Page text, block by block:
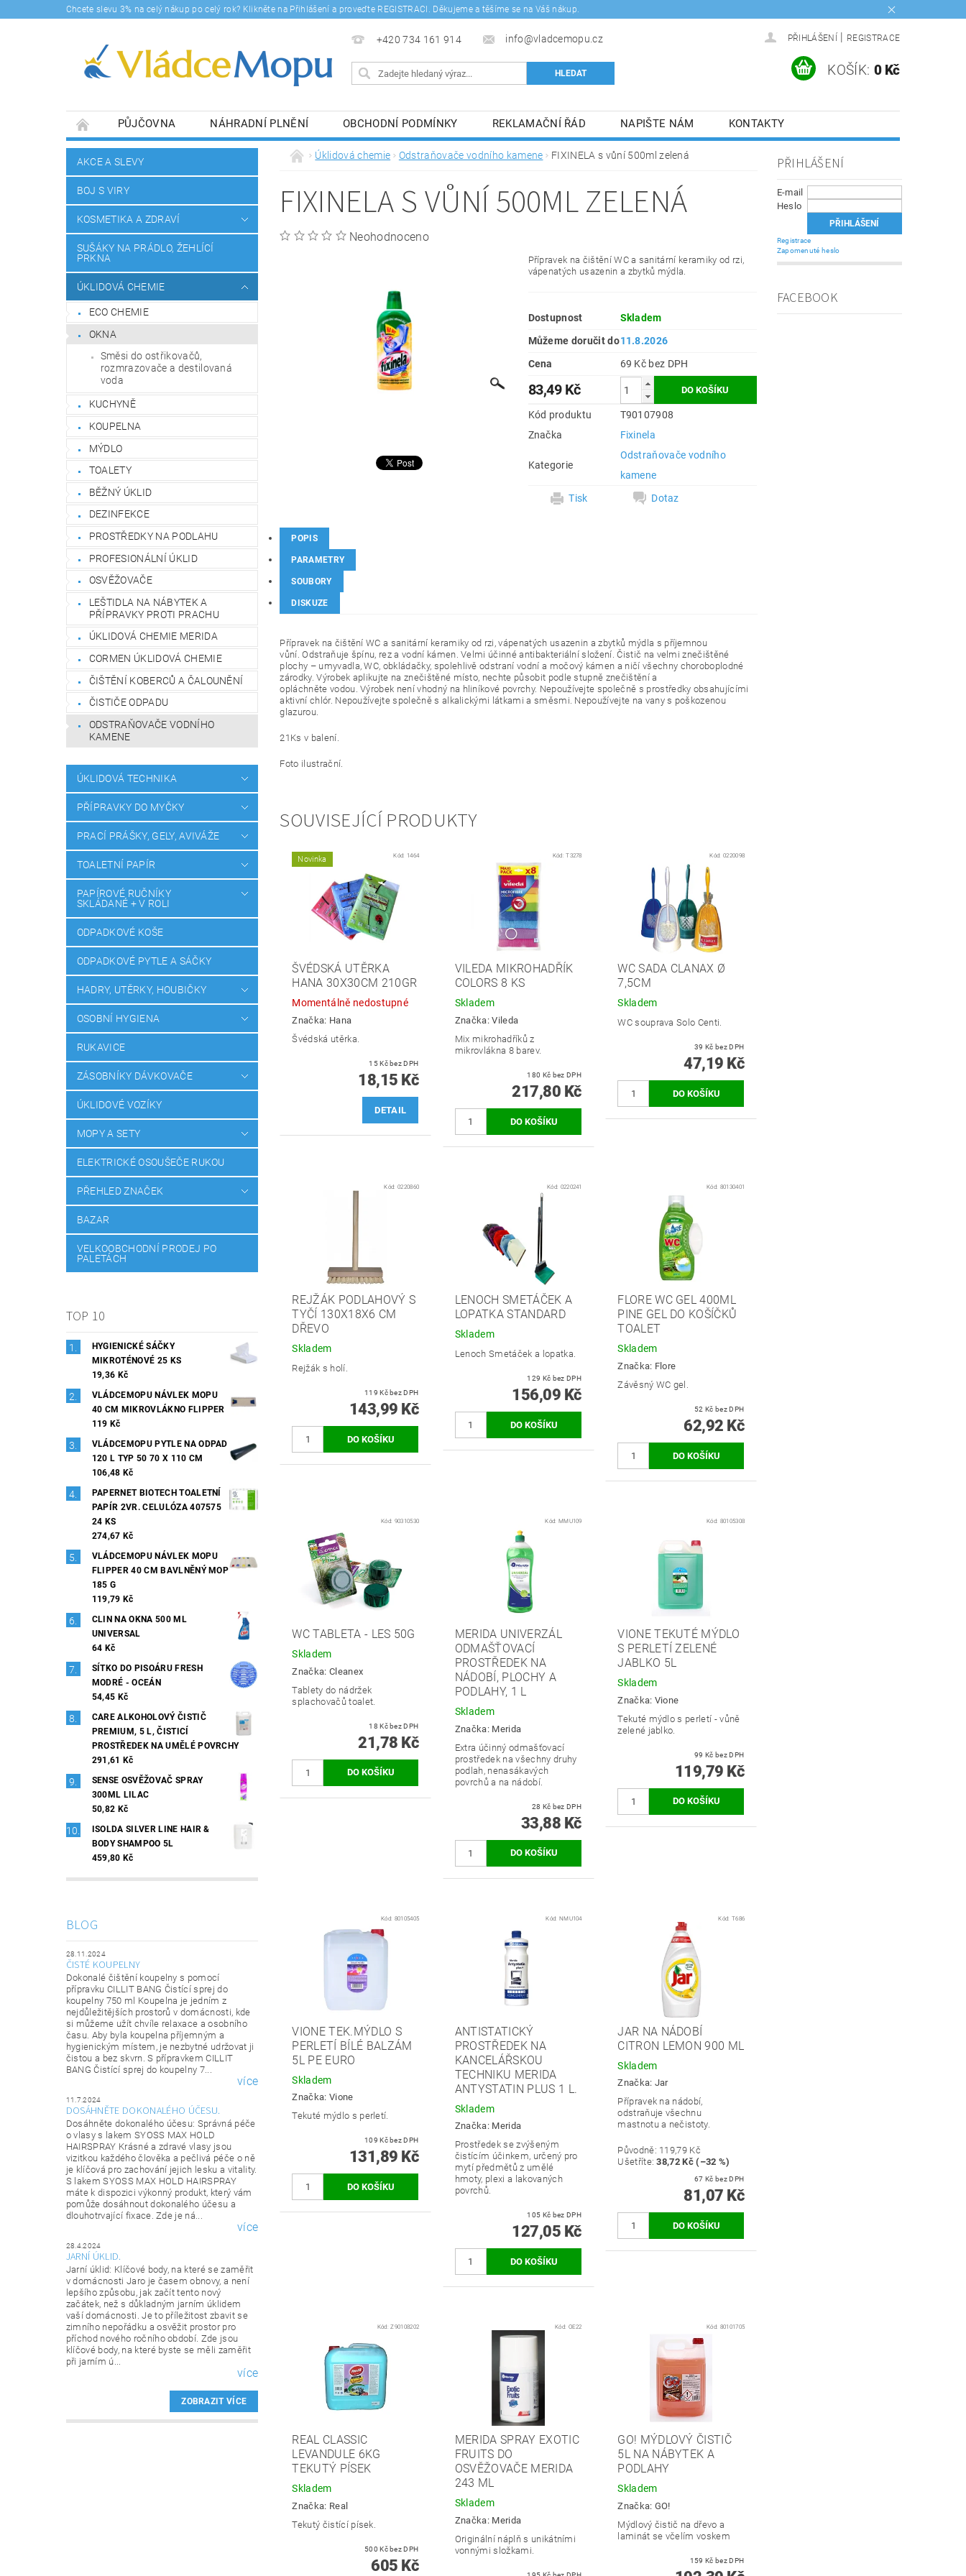
Chcete slevu 3% na celý nákup po celý rok? Klikněte na Přihlášení a proveďte REGISTRACI. Děkujeme a těšíme se na Váš nákup.
+420 734 161 914 info@vladcemopu.cz PŘIHLÁŠENÍ REGISTRACE
KOŠÍK: 0 Kč
PŮJČOVNA NÁHRADNÍ PLNĚNÍ OBCHODNÍ PODMÍNKY REKLAMAČNÍ ŘÁD NAPIŠTE NÁM
KONTAKTY
DOPRAVY A PLATBA
BLOG SOUHLASÍM SE ZPRACOVÁNÍM OSOBNÍCH ÚDAJŮ.
AKCE A SLEVY
BOJ S VIRY
KOSMETIKA A ZDRAVÍ
SUŠÁKY NA PRÁDLO, ŽEHLÍCÍ
PRKNA
ÚKLIDOVÁ CHEMIE
ECO CHEMIE
OKNA
Směsi do ostřikovačů,
rozmrazovače a destilovaná
voda
KUCHYNĚ
KOUPELNA
MÝDLO
TOALETY
BĚŽNÝ ÚKLID
DEZINFEKCE
PROSTŘEDKY NA PODLAHU
PROFESIONÁLNÍ ÚKLID
OSVĚŽOVAČE
LEŠTIDLA NA NÁBYTEK A
PŘÍPRAVKY PROTI PRACHU
ÚKLIDOVÁ CHEMIE MERIDA
CORMEN ÚKLIDOVÁ CHEMIE
ČIŠTĚNÍ KOBERCŮ A ČALOUNĚNÍ
ČISTIČE ODPADU
ODSTRAŇOVAČE VODNÍHO
KAMENE
ÚKLIDOVÁ TECHNIKA
PŘÍPRAVKY DO MYČKY
PRACÍ PRÁŠKY, GELY, AVIVÁŽE
TOALETNÍ PAPÍR
PAPÍROVÉ RUČNÍKY
SKLÁDANÉ + V ROLI
ODPADKOVÉ KOŠE
ODPADKOVÉ PYTLE A SÁČKY
HADRY, UTĚRKY, HOUBIČKY
OSOBNÍ HYGIENA
RUKAVICE
ZÁSOBNÍKY DÁVKOVAČE
ÚKLIDOVÉ VOZÍKY
MOPY A SETY
ELEKTRICKÉ OSOUŠEČE RUKOU
PŘEHLED ZNAČEK
BAZAR
VELKOOBCHODNÍ PRODEJ PO
PALETÁCH
TOP 10
HYGIENICKÉ SÁČKY
MIKROTÉNOVÉ 25 KS
19,36 Kč
VLÁDCEMOPU NÁVLEK MOPU
40 CM MIKROVLÁKNO FLIPPER
119 Kč
VLÁDCEMOPU PYTLE NA ODPAD
120 L TYP 50 70 X 110 CM
106,48 Kč
PAPERNET BIOTECH TOALETNÍ
PAPÍR 2VR. CELULÓZA 407575
24 KS
274,67 Kč
VLÁDCEMOPU NÁVLEK MOPU
FLIPPER 40 CM BAVLNĚNÝ MOP
185 G
119,79 Kč
CLIN NA OKNA 500 ML
UNIVERSAL
64 Kč
SÍTKO DO PISOÁRU FRESH
MODRÉ - OCEÁN
54,45 Kč
CARE ALKOHOLOVÝ ČISTIČ
PREMIUM, 5 L, ČISTICÍ
PROSTŘEDEK NA UMĚLÉ POVRCHY
291,61 Kč
SENSE OSVĚŽOVAČ SPRAY
300ML LILAC
50,82 Kč
ISOLDA SILVER LINE HAIR &
BODY SHAMPOO 5L
459,80 Kč
BLOG
28.11.2024
ČISTÉ KOUPELNY
Dokonalé čištění koupelny s pomocí
přípravku CILLIT BANG Čistící sprej do
koupelny 750 ml Koupelna je jedním z
nejdůležitějších prostorů v domácnosti, kde
si můžeme užít chvíle relaxace a osobního
času. Aby byla koupelna příjemným a
hygienickým místem, je nezbytné udržovat ji
čistou a bez skvrn. S přípravkem CILLIT
BANG Čistící sprej do koupelny 7...
více
11.7.2024
DOSÁHNĚTE DOKONALÉHO ÚČESU.
Dosáhněte dokonalého účesu: Správná péče
o vlasy s lakem SYOSS MAX HOLD
HAIRSPRAY Krásné a zdravé vlasy jsou
vizitkou každého člověka a pečlivá péče o ně
je klíčová pro zachování jejich lesku a vitality.
S lakem SYOSS MAX HOLD HAIRSPRAY
máte k dispozici výkonný produkt, který vám
pomůže dosáhnout dokonalého účesu a
dlouhotrvající fixace. Zde je ná...
více
28.4.2024
JARNÍ ÚKLID.
Jarní úklid: Klíčové body, na které se zaměřit
v domácnosti Jaro je časem obnovy, a není
lepšího způsobu, jak začít tento nový
začátek, než s důkladným jarním úklidem
vaší domácnosti. Je to příležitost zbavit se
zimního nepořádku a osvěžit prostor pro
příchod nového ročního období. Zde jsou
klíčové body, na které byste se měli zaměřit
při jarním ú...
více
ZOBRAZIT VÍCE
Úklidová chemie Odstraňovače vodního kamene FIXINELA s vůní 500ml zelená
FIXINELA S VŮNÍ 500ML ZELENÁ
Neohodnoceno
Přípravek na čištění WC a sanitární keramiky od rzi,
vápenatých usazenin a zbytků mýdla.
Dostupnost
Skladem
Můžeme doručit do11.8.2026
Cena
69 Kč bez DPH
83,49 Kč
Kód produktu
T90107908
Značka
Fixinela
Kategorie
Odstraňovače vodního
kamene
Tisk
Dotaz
POPIS
PARAMETRY
SOUBORY
DISKUZE
Přípravek na čištění WC a sanitární keramiky od rzi, vápenatých usazenin a zbytků mýdla s příjemnou
vůní.Odstraňuje špínu, rez a vodní kámen. Velmi účinné antibakteriální složení. Čistič na velmi znečištěné
plochy – umyvadla, WC, obkládačky, spolehlivě odstraní vodní a močový kámen a ničí všechny choroboplodné
zárodky. Výrobek aplikujte na znečištěné místo, nechte působit podle stupně znečištění a
opláchněte vodou.Výrobek není vhodný na hliníkové povrchy. Nepoužívejte společně s prostředky obsahujícími
aktivní chlór. Nepoužívejte společně s alkalickými látkami a směsmi. Nepoužívejte na vany s poškozenou
glazurou.
21Ks v balení.
Foto ilustrační.
SOUVISEJÍCÍ PRODUKTY
Novinka Kód: 1464
ŠVÉDSKÁ UTĚRKA
HANA 30X30CM 210GR
Momentálně nedostupné
Značka: Hana
Švédská utěrka.
15 Kč bez DPH
18,15 Kč
DETAIL
Kód:T3278
VILEDA MIKROHADŘÍK
COLORS 8 KS
Skladem
Značka:Vileda
Mix mikrohadříků z
mikrovlákna 8 barev.
180 Kč bez DPH
217,80 Kč
Kód: 0220098
WC SADA CLANAX Ø
7,5CM
Skladem
WC souprava Solo Centi.
39 Kč bez DPH
47,19 Kč
Kód:0220860
REJŽÁK PODLAHOVÝ S
TYČÍ 130X18X6 CM
DŘEVO
Skladem
Rejžák s holí.
119 Kč bez DPH
143,99 Kč
Kód: 0220241
LENOCH SMETÁČEK A
LOPATKA STANDARD
Skladem
Lenoch Smetáček a lopatka.
129 Kč bez DPH
156,09 Kč
Kód: 80130401
FLORE WC GEL 400ML
PINE GEL DO KOŠÍČKŮ
TOALET
Skladem
Značka: Flore
Závěsný WC gel.
52 Kč bez DPH
62,92 Kč
Kód: 90310530
WC TABLETA - LES 50G
Skladem
Značka: Cleanex
Tablety do nádržek
splachovačů toalet.
18 Kč bez DPH
21,78 Kč
Kód: MMU109
MERIDA UNIVERZÁL
ODMAŠŤOVACÍ
PROSTŘEDEK NA
NÁDOBÍ, PLOCHY A
PODLAHY, 1 L
Skladem
Značka: Merida
Extra účinný odmašťovací
prostředek na všechny druhy
podlah, nenasákavých
povrchů a na nádobí.
28 Kč bez DPH
33,88 Kč
Kód: 80105308
VIONE TEKUTÉ MÝDLO
S PERLETÍ ZELENÉ
JABLKO 5L
Skladem
Značka: Vione
Tekuté mýdlo s perletí - vůně
zelené jablko.
99 Kč bez DPH
119,79 Kč
Kód: 80105405
VIONE TEK.MÝDLO S
PERLETÍ BÍLÉ BALZÁM
5L PE EURO
Skladem
Značka: Vione
Tekuté mýdlo s perletí.
109 Kč bez DPH
131,89 Kč
Kód: NMU104
ANTISTATICKÝ
PROSTŘEDEK NA
KANCELÁŘSKOU
TECHNIKU MERIDA
ANTYSTATIN PLUS 1 L.
Skladem
Značka: Merida
Prostředek se zvýšeným
čistícím účinkem, určený pro
mytí předmětů z umělé
hmoty, plexi a lakovaných
povrchů.
105 Kč bez DPH
127,05 Kč
Kód: T686
JAR NA NÁDOBÍ
CITRON LEMON 900 ML
Skladem
Značka: Jar
Přípravek na nádobí,
odstraňuje všechnu
mastnotu a nečistoty.
Původně: 119,79 Kč
Ušetříte:38,72 Kč (–32 %)
67 Kč bez DPH
81,07 Kč
Kód:Z90108202
REAL CLASSIC
LEVANDULE 6KG
TEKUTÝ PÍSEK
Skladem
Značka: Real
Tekutý čistící písek.
500 Kč bez DPH
605 Kč
Kód: OE22
MERIDA SPRAY EXOTIC
FRUITS DO
OSVĚŽOVAČE MERIDA
243 ML
Skladem
Značka: Merida
Originální náplň s unikátními
vonnými složkami.
Kód: 80101705
GO! MÝDLOVÝ ČISTIČ
5L NA NÁBYTEK A
PODLAHY
Skladem
Značka: GO!
Mýdlový čistič na dřevo a
laminát se včelím voskem
159 Kč bez DPH
PŘIHLÁŠENÍ
E-mail
Heslo
Registrace
Zapomenuté heslo
FACEBOOK